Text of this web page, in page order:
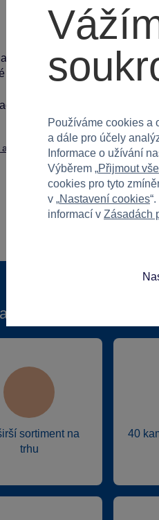
od raného věku. Ideální do
nádobí.
nádobí, která učiní každé
a bezpečnost
ve Sparkys?
sortiment na
trhu
40
Používáme cookies a
a dále pro účely
Informace o užívání
Výběrem „Přijmout vše
cookies pro tyto
v „Nastavení cookies
informací v Zásadách